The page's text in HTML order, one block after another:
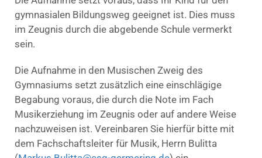
gymnasialen Bildungsweg geeignet ist. Dies muss
im Zeugnis durch die abgebende Schule vermerkt
sein.
Die Aufnahme in den Musischen Zweig des
Gymnasiums setzt zusätzlich eine einschlägige
Begabung voraus, die durch die Note im Fach
Musikerziehung im Zeugnis oder auf andere Weise
nachzuweisen ist. Vereinbaren Sie hierfür bitte mit
dem Fachschaftsleiter für Musik, Herrn Bulitta